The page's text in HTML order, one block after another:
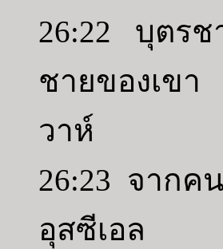
26:22 บุตรช
ชายของเข
วาห์
26:23 จาก
อุสซีเอล